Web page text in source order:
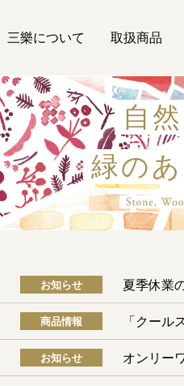
三樂について 取扱商品
自
緑の
お知らせ 夏季休業
商品情報 「クー
お知らせ オンリー